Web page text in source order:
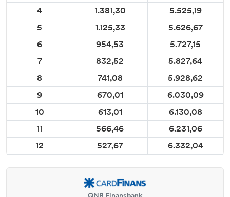
4
1.381,30
5.525,19
5
1.125,33
5.626,67
6
954,53
5.727,15
7
832,52
5.827,64
8
741,08
5.928,62
9
670,01
6.030,09
10
613,01
6.130,08
11
566,46
6.231,06
12
527,67 6.332,04